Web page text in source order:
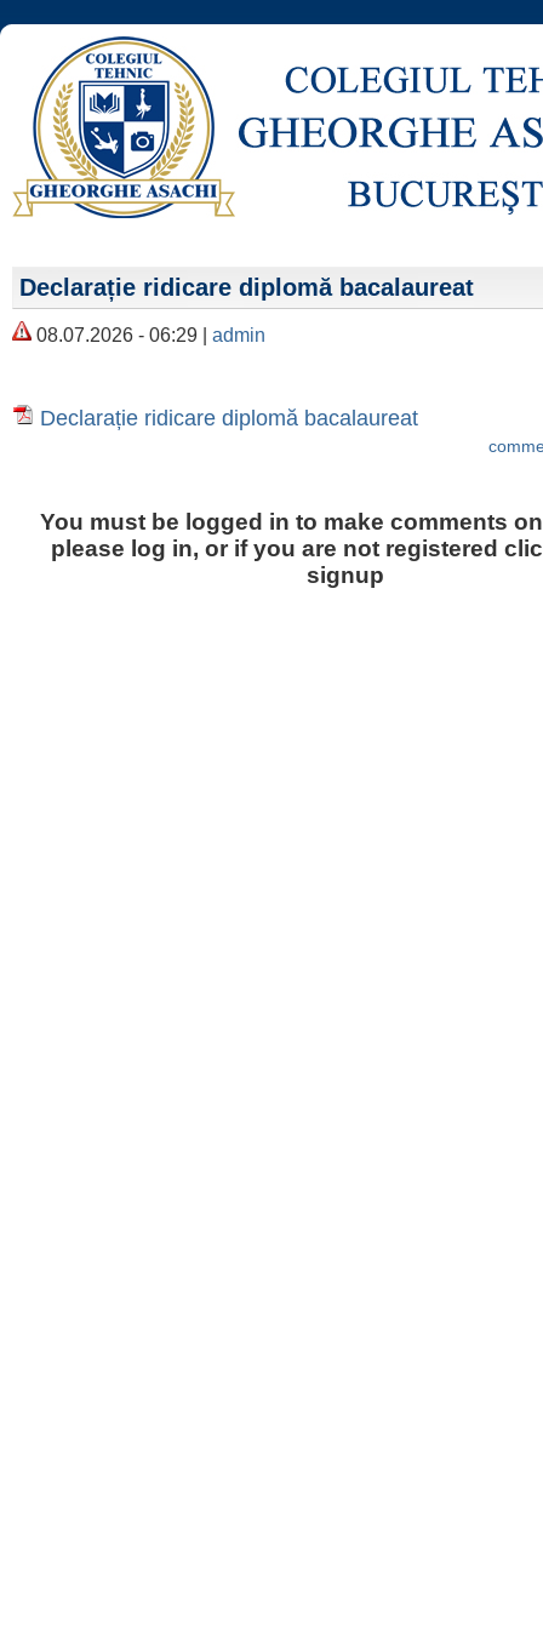
Declarație ridicare diplomă bacalaureat
08.07.2026 - 06:29 | admin
Declarație ridicare diplomă bacalaureat
You must be logged in to make comments
please log in, or if you are not registered
signup